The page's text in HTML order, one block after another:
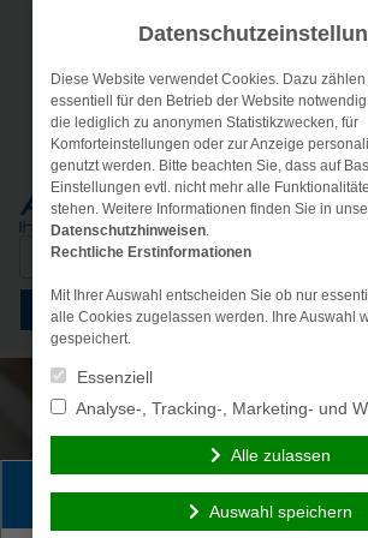
Suche
Menü
Persönliche Beratung
Diese Website verwendet Cookies. Dazu
essentiell für den Betrieb der Website
die lediglich zu anonymen Statistikzwecken, für
Komforteinstellungen oder zur Anzeige
genutzt werden. Bitte beachten Sie, dass auf
Einstellungen evtl. nicht mehr alle
stehen. Weitere Informationen finden Sie in
Datenschutzhinweisen.
Rechtliche Erstinformationen
Mit Ihrer Auswahl entscheiden Sie ob nur
alle Cookies zugelassen werden. Ihre Auswahl
gespeichert.
Essenziell
Analyse-, Tracking-, Marketing- und
Alle zulassen
Auswahl speichern